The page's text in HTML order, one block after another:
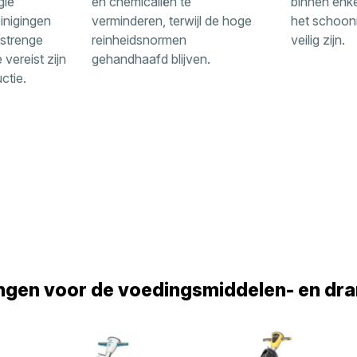
vereist zijn
verminderen, terwijl de hoge
reinheidsnormen
gehandhaafd blijven.
het
veilig zijn.
voor de voedingsmiddelen- en